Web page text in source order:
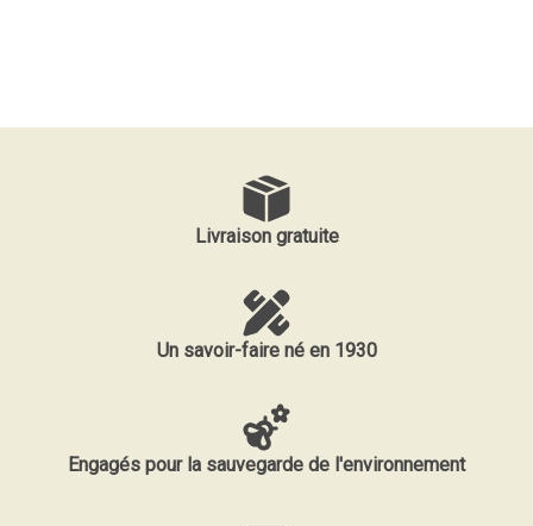
Livraison gratuite
Un savoir-faire né en 1930
Engagés pour la sauvegarde de l'environnement